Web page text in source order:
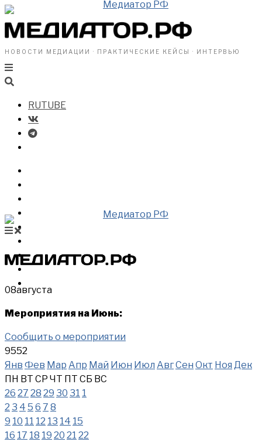
НОВОСТИ МЕДИАЦИИ · ПРАКТИЧЕСКИЕ КЕЙСЫ · ИНТЕРВЬЮ
RUTUBE
ВИДЕО
08августа
Мероприятия на Июнь:
Сообщить о мероприятии
9552
Янв Фев Мар Апр Май Июн Июл АвгСен Окт Ноя Дек
ПН ВТ СР ЧТ ПТ СБ ВС
26 27 28 29 30 31 1
2 3 4 5 6 7 8
9 10 11 12 13 14 15
16 17 18 19 20 21 22